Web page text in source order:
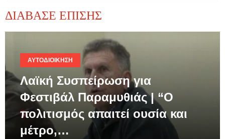
ΔΙΑΒΑΣΕ ΕΠΙΣΗΣ
ΑΥΤΟΔΙΟΊΚΗΣΗ
Λαϊκή Συσπείρωση για
Φεστιβάλ Παραμυθιάς | “Ο
πολιτισμός απαιτεί ουσία και
μέτρο,…